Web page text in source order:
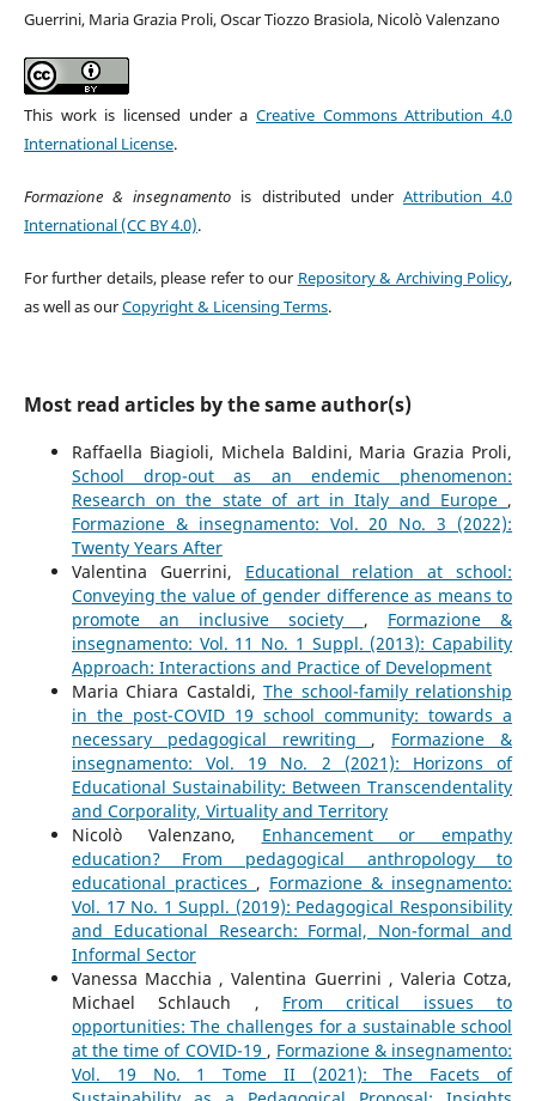
Guerrini, Maria Grazia Proli, Oscar Tiozzo Brasiola, Nicolò Valenzano
This work is licensed under aCreative Commons Attribution 4.0
International License.
Formazione & insegnamento is distributed under Attribution 4.0
International (CC BY 4.0).
For further details, please refer to our Repository & Archiving Policy,
as well as ourCopyright & Licensing Terms.
Most read articles by the same author(s)
Raffaella Biagioli, Michela Baldini, Maria Grazia Proli,
School drop-out as an endemic phenomenon:
Research on the state of art in Italy and Europe ,
Formazione & insegnamento: Vol. 20 No. 3 (2022):
Twenty Years After
Valentina Guerrini, Educational relation at school:
Conveying the value of gender difference as means to
promote an inclusive society , Formazione &
insegnamento: Vol. 11 No. 1 Suppl. (2013): Capability
Approach: Interactions and Practice of Development
Maria Chiara Castaldi,The school-family relationship
in the post-COVID 19 school community: towards a
necessary pedagogical rewriting , Formazione &
insegnamento: Vol. 19 No. 2 (2021): Horizons of
Educational Sustainability: Between Transcendentality
and Corporality, Virtuality and Territory
Nicolò Valenzano, Enhancement or empathy
education? From pedagogical anthropology to
educational practices , Formazione & insegnamento:
Vol. 17 No. 1 Suppl. (2019): Pedagogical Responsibility
and Educational Research: Formal, Non-formal and
Informal Sector
Vanessa Macchia , Valentina Guerrini , Valeria Cotza,
Michael Schlauch , From critical issues to
opportunities: The challenges for a sustainable school
at the time of COVID-19 , Formazione & insegnamento:
Vol. 19 No. 1 Tome II (2021): The Facets of